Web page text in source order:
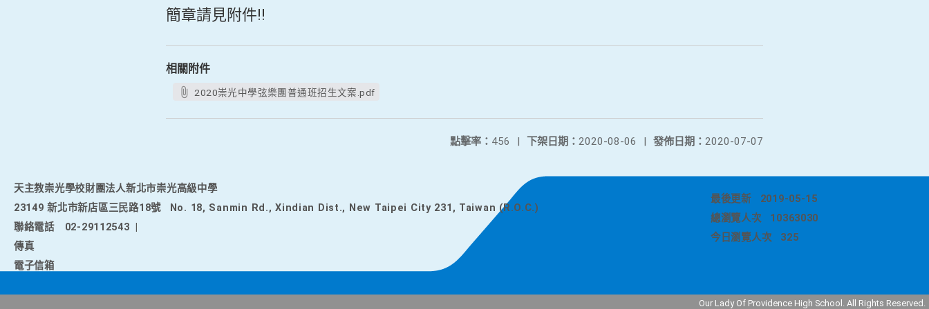
簡章請見附件!!
相關附件
2020崇光中學弦樂團普通班招生文案.pdf
發佈日期： 2020-07-07
下架日期： 2020-08-06 |
點擊率： 456 |
天主教崇光學校財團法人新北市崇光高級中學
23149 新北市新店區三民路18號
No. 18, Sanmin Rd., Xindian Dist., New Taipei City 231, Taiwan (R.O.C.)
聯絡電話
02-29112543
傳真
電子信箱
最後更新
2019-05-15
總瀏覽人次
10363030
今日瀏覽人次
325
Our Lady Of Providence High School. All Rights Reserved.